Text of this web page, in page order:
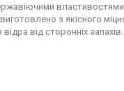
з якісного
від сторонніх